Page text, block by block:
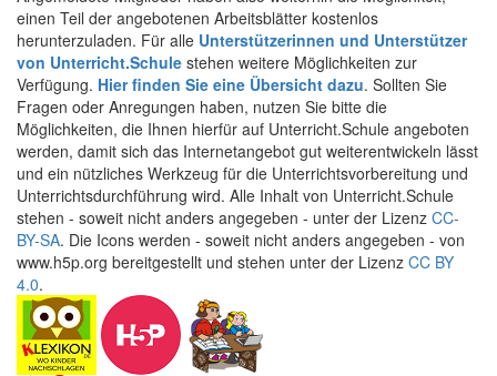
einen Teil der angebotenen Arbeitsblätter kostenlos
herunterzuladen. Für alle Unterstützerinnen und Unterstützer
von Unterricht.Schule stehen weitere Möglichkeiten zur
Verfügung. Hier finden Sie eine Übersicht dazu. Sollten Sie
Fragen oder Anregungen haben, nutzen Sie bitte die
Möglichkeiten, die Ihnen hierfür auf Unterricht.Schule angeboten
werden, damit sich das Internetangebot gut weiterentwickeln lässt
und ein nützliches Werkzeug für die Unterrichtsvorbereitung und
Unterrichtsdurchführung wird. Alle Inhalt von Unterricht.Schule
stehen - soweit nicht anders angegeben - unter der Lizenz CC-
BY-SA. Die Icons werden - soweit nicht anders angegeben - von
www.h5p.org bereitgestellt und stehen unter der Lizenz CC BY
4.0.